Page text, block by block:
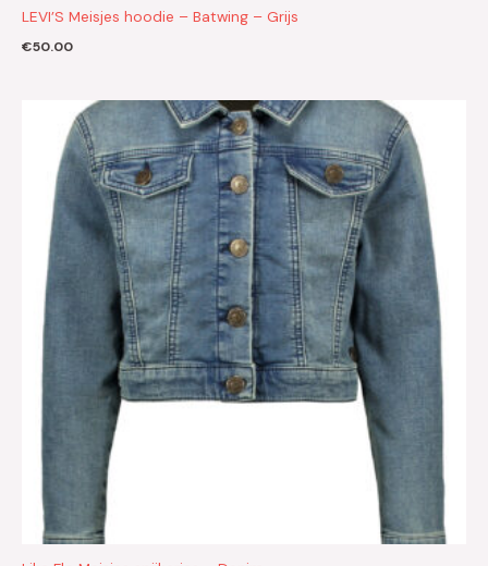
LEVI’S Meisjes hoodie – Batwing – Grijs
€50.00